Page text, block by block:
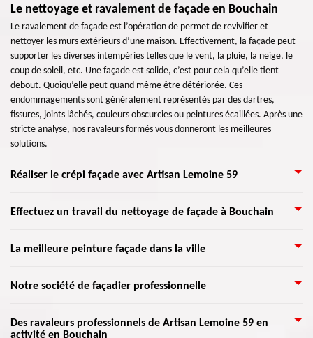
Le nettoyage et ravalement de façade en Bouchain
Le ravalement de façade est l’opération de permet de revivifier et
nettoyer les murs extérieurs d’une maison. Effectivement, la façade peut
supporter les diverses intempéries telles que le vent, la pluie, la neige, le
coup de soleil, etc. Une façade est solide, c’est pour cela qu’elle tient
debout. Quoiqu’elle peut quand même être détériorée. Ces
endommagements sont généralement représentés par des dartres,
fissures, joints lâchés, couleurs obscurcies ou peintures écaillées. Après une
stricte analyse, nos ravaleurs formés vous donneront les meilleures
solutions.
Réaliser le crépi façade avec Artisan Lemoine 59
La raison d’appliquer du crépi sur une façade, aussi connue sous le nom
l’endroit où se place votre demeure. Le crépi est granuleux qu’il doit être
sur une façade propre afin d’éviter la formation de fissures. Vous
Effectuez un travail du nettoyage de façade à Bouchain
Pour embellir l’esthétique de votre mur extérieur, il est nécessaire de
toute assurance. De plus, Artisan Lemoine 59 dispose des équipes
des matériels très applicable. Donc, il ne vous reste qu’à appeler le plus
vite Artisan Lemoine 59 qui s’implante dans Bouchain 59111 pour confier
La meilleure peinture façade dans la ville
Il y a différents moyens de peindre la façade d’une maison. Mais il ne faut
ville Bouchain. Parmi les types de peinture, on distingue : résine tendue,
Notre société de façadier professionnelle
Si vous recherchez une entreprise crédible qui prend en charge les travaux
de façade et de mur extérieur, nous vous invitons de nous appeler. Notre
Des ravaleurs professionnels de Artisan Lemoine 59 en
activité en Bouchain